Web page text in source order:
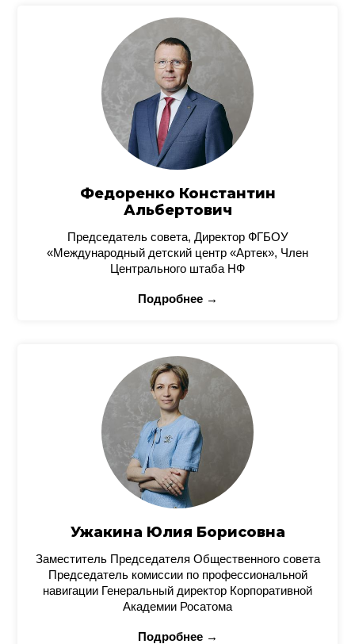
Федоренко Константин
Альбертович
Председатель совета, Директор ФГБОУ
«Международный детский центр «Артек», Член
Центрального штаба НФ
Подробнее →
Ужакина Юлия Борисовна
Заместитель Председателя Общественного совета
Председатель комиссии по профессиональной
навигации Генеральный директор Корпоративной
Академии Росатома
Подробнее →